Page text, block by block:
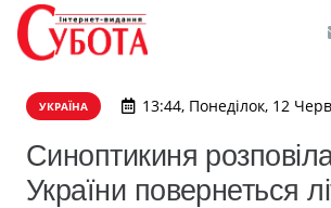
УКРАЇНА 13:44, Понеділок, 12
Синоптикиня
України повернеться